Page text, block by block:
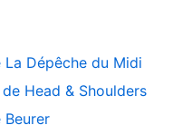
Dépêche du Midi
Head & Shoulders